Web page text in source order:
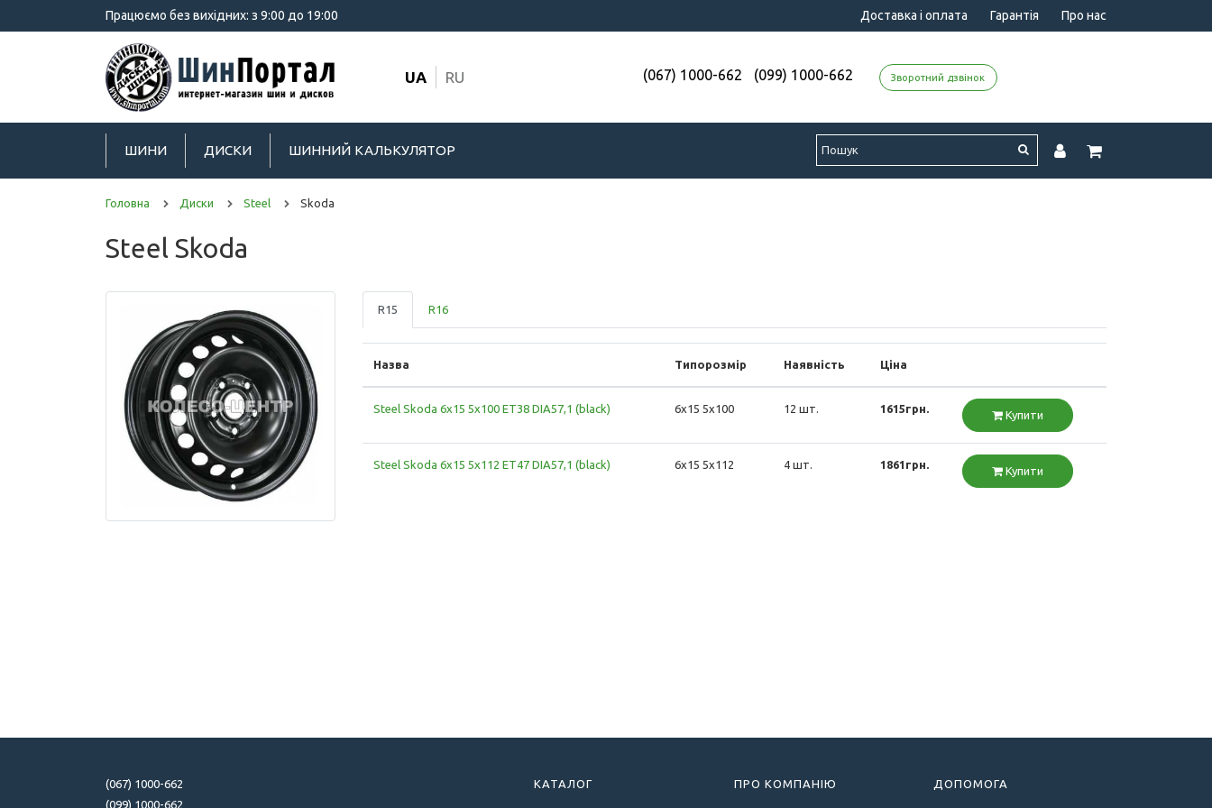
Працюємо без вихідних: з 9:00 до 19:00 Доставка і оплата Гарантія Про нас
UA RU (067) 1000-662 (099) 1000-662 Зворотний дзвінок
ШИНИ ДИСКИ ШИННИЙ КАЛЬКУЛЯТОР
Головна Диски Steel Skoda
Steel Skoda
R15 R16
Назва Типорозмір Наявність Ціна
Steel Skoda 6x15 5x100 ET38 DIA57,1 (black) 6x15 5x100 12 шт. 1615грн. Купити
Steel Skoda 6x15 5x112 ET47 DIA57,1 (black) 6x15 5x112 4 шт. 1861грн. Купити
(067) 1000-662
(099) 1000-662
КАТАЛОГ ПРО КОМПАНІЮ ДОПОМОГА